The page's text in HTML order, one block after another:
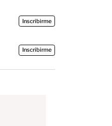
Inscribirme
Inscribirme